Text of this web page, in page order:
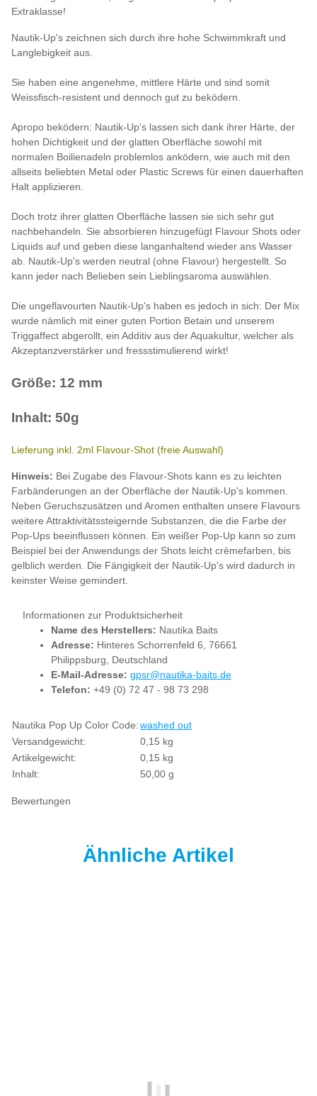
Extraklasse!
Nautik-Up's zeichnen sich durch ihre hohe Schwimmkraft und
Langlebigkeit aus.
Sie haben eine angenehme, mittlere Härte und sind somit
Weissfisch-resistent und dennoch gut zu beködern.
Apropo beködern: Nautik-Up's lassen sich dank ihrer Härte, der
hohen Dichtigkeit und der glatten Oberfläche sowohl mit
normalen Boilienadeln problemlos anködern, wie auch mit den
allseits beliebten Metal oder Plastic Screws für einen dauerhaften
Halt applizieren.
Doch trotz ihrer glatten Oberfläche lassen sie sich sehr gut
nachbehandeln. Sie absorbieren hinzugefügt Flavour Shots oder
Liquids auf und geben diese langanhaltend wieder ans Wasser
ab. Nautik-Up's werden neutral (ohne Flavour) hergestellt. So
kann jeder nach Belieben sein Lieblingsaroma auswählen.
Die ungeflavourten Nautik-Up's haben es jedoch in sich: Der Mix
wurde nämlich mit einer guten Portion Betain und unserem
Triggaffect abgerollt, ein Additiv aus der Aquakultur, welcher als
Akzeptanzverstärker und fressstimulierend wirkt!
Größe: 12 mm
Inhalt: 50g
Lieferung inkl. 2ml Flavour-Shot (freie Auswahl)
Hinweis: Bei Zugabe des Flavour-Shots kann es zu leichten
Farbänderungen an der Oberfläche der Nautik-Up's kommen.
Neben Geruchszusätzen und Aromen enthalten unsere Flavours
weitere Attraktivitätssteigernde Substanzen, die die Farbe der
Pop-Ups beeinflussen können. Ein weißer Pop-Up kann so zum
Beispiel bei der Anwendungs der Shots leicht crèmefarben, bis
gelblich werden. Die Fängigkeit der Nautik-Up's wird dadurch in
keinster Weise gemindert.
Informationen zur Produktsicherheit
Name des Herstellers: Nautika Baits
Adresse: Hinteres Schorrenfeld 6, 76661
Philippsburg, Deutschland
E-Mail-Adresse: gpsr@nautika-baits.de
Telefon: +49 (0) 72 47 - 98 73 298
Produkteigenschaft
Wert
Nautika Pop Up Color Code:washed out
Versandgewicht:
0,15 kg
Artikelgewicht:
0,15 kg
Inhalt:
50,00 g
Bewertungen
Ähnliche Artikel